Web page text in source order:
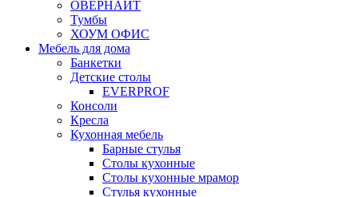
ОВЕРНАЙТ
Тумбы
ХОУМ ОФИС
Мебель для дома
Банкетки
Детские столы
EVERPROF
Консоли
Кресла
Кухонная мебель
Барные стулья
Столы кухонные
Столы кухонные мрамор
Стулья кухонные